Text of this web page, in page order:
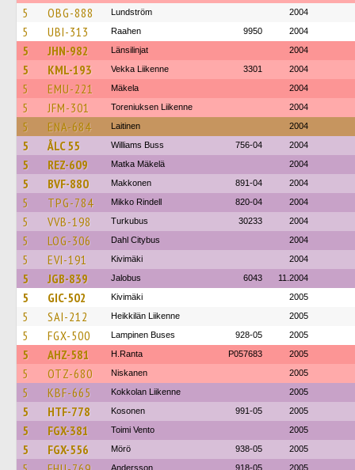
5
OBG-888 Lundström 2004
5 UBI-313 Raahen 9950 2004
5 JHN-982 Länsilinjat 2004
5 KML-193 Vekka Liikenne 3301 2004
5 EMU-221 Mäkela 2004
5 JFM-301 Toreniuksen Liikenne 2004
5 ENA-684 Laitinen 2004
5 ÅLC 55 Williams Buss 756-04 2004
5 REZ-609 Matka Mäkelä 2004
5 BVF-880 Makkonen 891-04 2004
5 TPG-784 Mikko Rindell 820-04 2004
5 VVB-198 Turkubus 30233 2004
5 LOG-306 Dahl Citybus 2004
5 EVI-191 Kivimäki 2004
5 JGB-839 Jalobus 6043 11.2004
5 GIC-502 Kivimäki 2005
5 SAI-212 Heikkilän Liikenne 2005
5 FGX-500 Lampinen Buses 928-05 2005
5 AHZ-581 H.Ranta P057683 2005
5 OTZ-680 Niskanen 2005
5 KBF-665 Kokkolan Liikenne 2005
5 HTF-778 Kosonen 991-05 2005
5 FGX-381 Toimi Vento 2005
5 FGX-556 Mörö 938-05 2005
Andersson 918-05 2005